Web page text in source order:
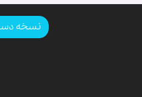
نسخه